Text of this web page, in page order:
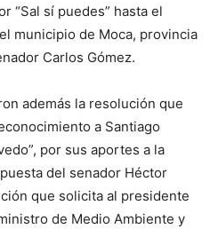
“Sal sí puedes” hasta el
municipio de Moca, provincia
Carlos Gómez.
además la resolución que
a Santiago
por sus aportes a la
del senador Héctor
que solicita al presidente
de Medio Ambiente y